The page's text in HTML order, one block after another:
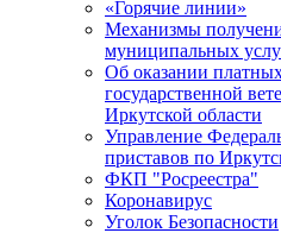
«Горячие линии»
Механизмы
муниципальных
Об оказании
государственной
Иркутской области
Управление
приставов по
ФКП "Росреестра"
Коронавирус
Уголок Безопасности